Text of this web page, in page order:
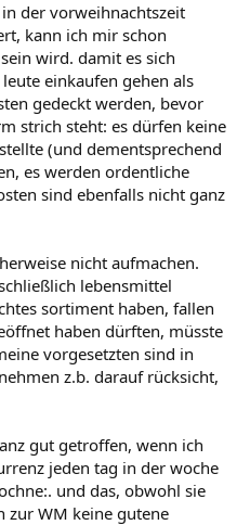
der vorweihnachtszeit
kann ich mir schon
wird. damit es sich
einkaufen gehen als
gedeckt werden, bevor
strich steht: es dürfen keine
(und dementsprechend
es werden ordentliche
sind ebenfalls nicht ganz
nicht aufmachen.
lebensmittel
sortiment haben, fallen
haben dürften, müsste
vorgesetzten sind in
z.b. darauf rücksicht,
gut getroffen, wenn ich
jeden tag in der woche
und das, obwohl sie
zur WM keine gutene